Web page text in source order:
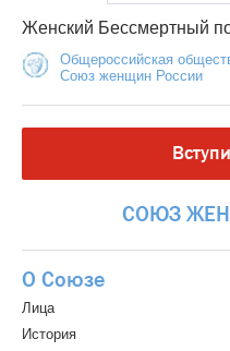
Женский Бессмертный
Общероссийская
Союз женщин России
СОЮЗ
О Союзе
Лица
История